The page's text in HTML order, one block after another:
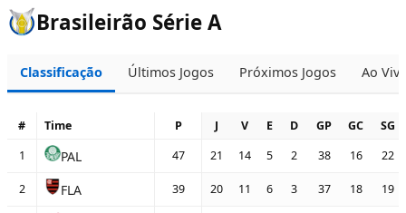
Brasileirão Série A
Classificação Últimos Jogos Próximos Jogos Ao
# Time P J V E D GP GC
SG
1
PAL 47 21 14 5 2 38 16 22
2 FLA 39 20 11 6 3 37 18 19